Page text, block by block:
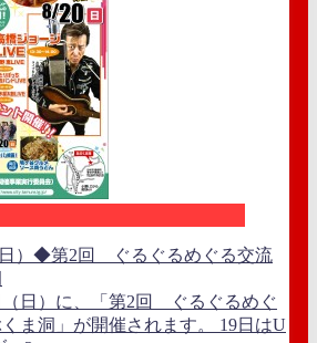
日）◆第2回 ぐるぐるめぐる交流
日）に、「第2回 ぐるぐるめぐ
ま洞」が開催されます。 19日はU